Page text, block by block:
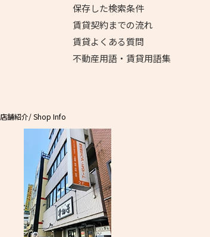
保存した検索条件
賃貸契約までの流れ
賃貸よくある質問
不動産用語・賃貸用語集
店舗紹介/ Shop Info